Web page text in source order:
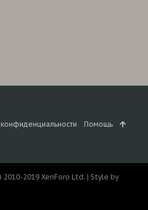
Помощь
2010-2019 XenForo Ltd. | Style by